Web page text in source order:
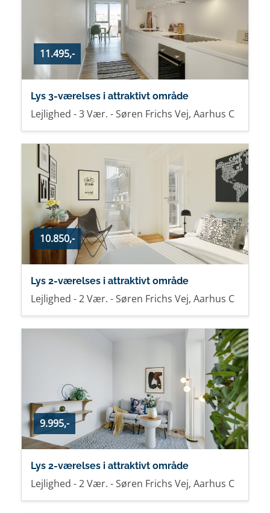
11.495,-
Lys 3-værelses i attraktivt område
Lejlighed - 3 Vær. - Søren Frichs Vej, Aarhus C
10.850,-
Lys 2-værelses i attraktivt område
Lejlighed - 2 Vær. - Søren Frichs Vej, Aarhus C
9.995,-
Lys 2-værelses i attraktivt område
Lejlighed - 2 Vær. - Søren Frichs Vej, Aarhus C